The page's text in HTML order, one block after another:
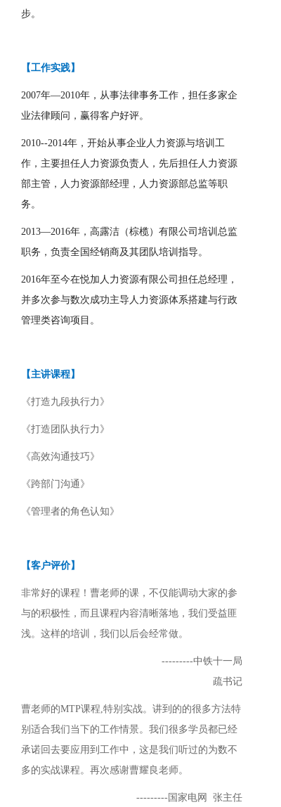
步。
【工作实践】
2007年—2010年，从事法律事务工作，担任多家企
业法律顾问，赢得客户好评。
2010--2014年，开始从事企业人力资源与培训工
作，主要担任人力资源负责人，先后担任人力资源
部主管，人力资源部经理，人力资源部总监等职
务。
2013—2016年，高露洁（棕榄）有限公司培训总监
职务，负责全国经销商及其团队培训指导。
2016年至今在悦加人力资源有限公司担任总经理，
并多次参与数次成功主导人力资源体系搭建与行政
管理类咨询项目。
【主讲课程】
《打造九段执行力》
《打造团队执行力》
《高效沟通技巧》
《跨部门沟通》
《管理者的角色认知》
【客户评价】
非常好的课程！曹老师的课，不仅能调动大家的参
与的积极性，而且课程内容清晰落地，我们受益匪
浅。这样的培训，我们以后会经常做。
---------中铁十一局
疏书记
曹老师的MTP课程,特别实战。讲到的的很多方法特
别适合我们当下的工作情景。我们很多学员都已经
承诺回去要应用到工作中，这是我们听过的为数不
多的实战课程。再次感谢曹耀良老师。
--------- 国家电网 张主任